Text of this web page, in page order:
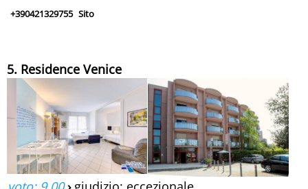
+390421329755 Sito
5. Residence Venice